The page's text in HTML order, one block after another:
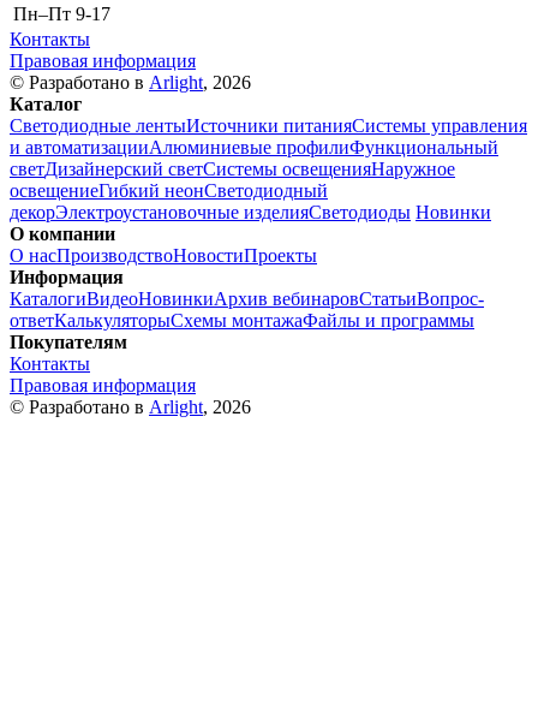
Пн–Пт 9-17
Контакты
Правовая информация
© Разработано в Arlight, 2026
Каталог
Светодиодные лентыИсточники питанияСистемы управления
и автоматизацииАлюминиевые профилиФункциональный
светДизайнерский светСистемы освещенияНаружное
освещениеГибкий неонСветодиодный
декорЭлектроустановочные изделияСветодиоды Новинки
О компании
О насПроизводствоНовостиПроекты
Информация
КаталогиВидеоНовинкиАрхив вебинаровСтатьиВопрос-
ответКалькуляторыСхемы монтажаФайлы и программы
Покупателям
Контакты
Правовая информация
© Разработано в Arlight, 2026